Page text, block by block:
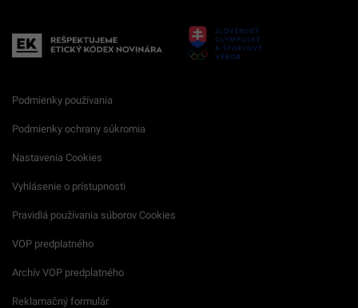
Podmienky používania
Podmienky ochrany súkromia
Nastavenia Cookies
Vyhlásenie o prístupnosti
Pravidlá používania súborov Cookies
VOP predplatného
Archív VOP predplatného
Reklamačný formulár